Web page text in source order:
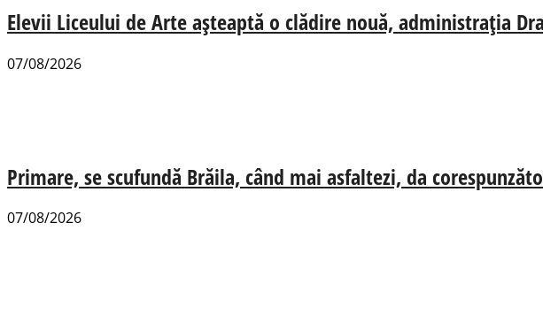
Elevii Liceului de Arte așteaptă o clădire nouă, administrația
07/08/2026
Primare, se scufundă Brăila, când mai asfaltezi, da
07/08/2026